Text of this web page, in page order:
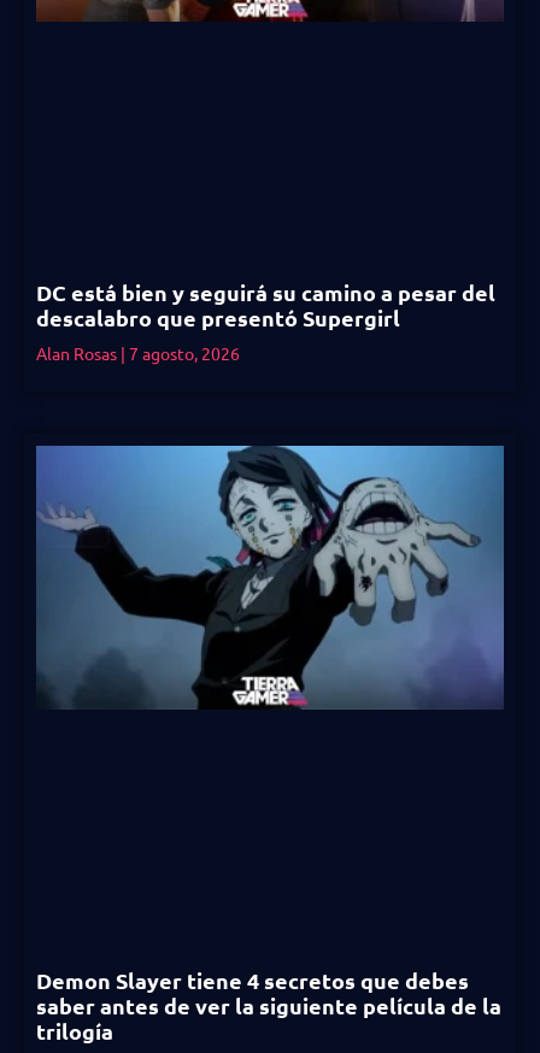
DC está bien y seguirá su camino a pesar del
descalabro que presentó Supergirl
Alan Rosas 7 agosto, 2026
Demon Slayer tiene 4 secretos que debes
saber antes de ver la siguiente película de la
trilogía